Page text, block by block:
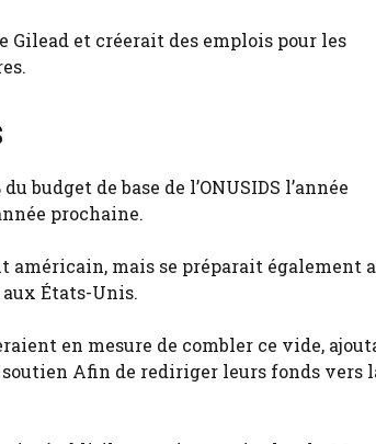
Gilead et créerait des emplois pour les
de base de l’ONUSIDS l’année
prochaine.
américain, mais se préparait également
États-Unis.
en mesure de combler ce vide,
Afin de rediriger leurs fonds vers